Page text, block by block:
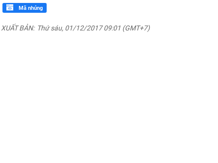
Mã nhúng
XUẤT BẢN: Thứ sáu, 01/12/2017 09:01 (GMT+7)